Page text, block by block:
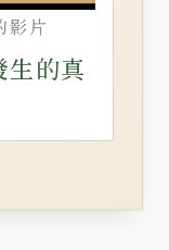
影片
生的真